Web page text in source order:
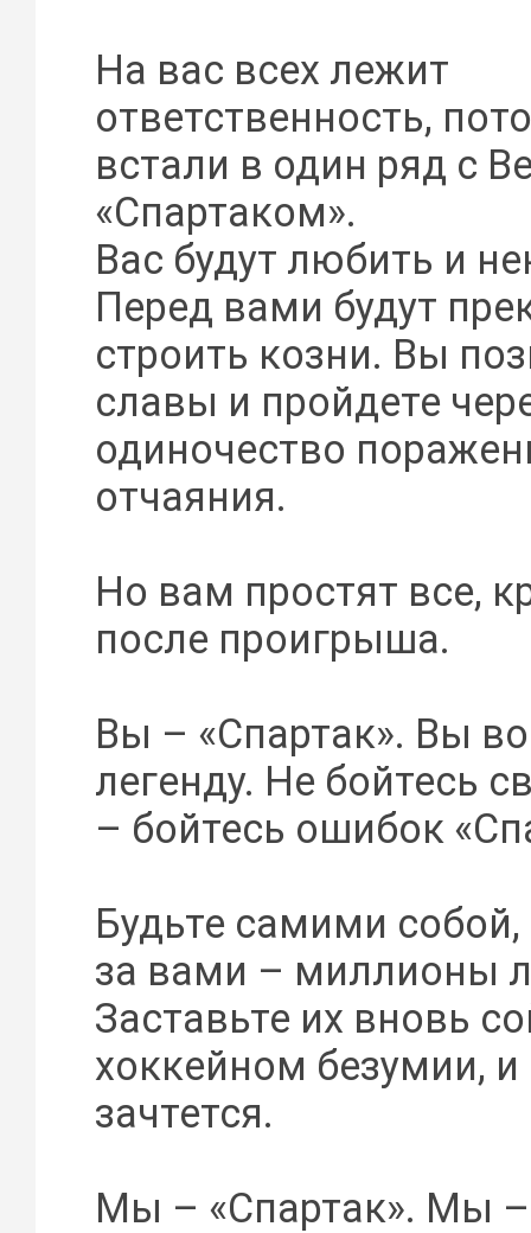
На вас всех лежит
ответственность,
встали в один ряд с
«Спартаком».
Вас будут любить и
Перед вами будут
строить козни. Вы
славы и пройдете
одиночество
отчаяния.
Но вам простят все,
после проигрыша.
Вы – «Спартак». Вы
легенду. Не бойтесь
– бойтесь ошибок
Будьте самими
за вами – миллионы
Заставьте их вновь
хоккейном безумии,
зачтется.
Мы – «Спартак». Мы